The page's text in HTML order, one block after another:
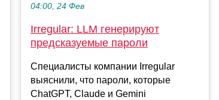
04:00, 24 Фев
Irregular: LLM генерируют
предсказуемые пароли
Специалисты компании Irregular
выяснили, что пароли, которые
ChatGPT, Claude и Gemini